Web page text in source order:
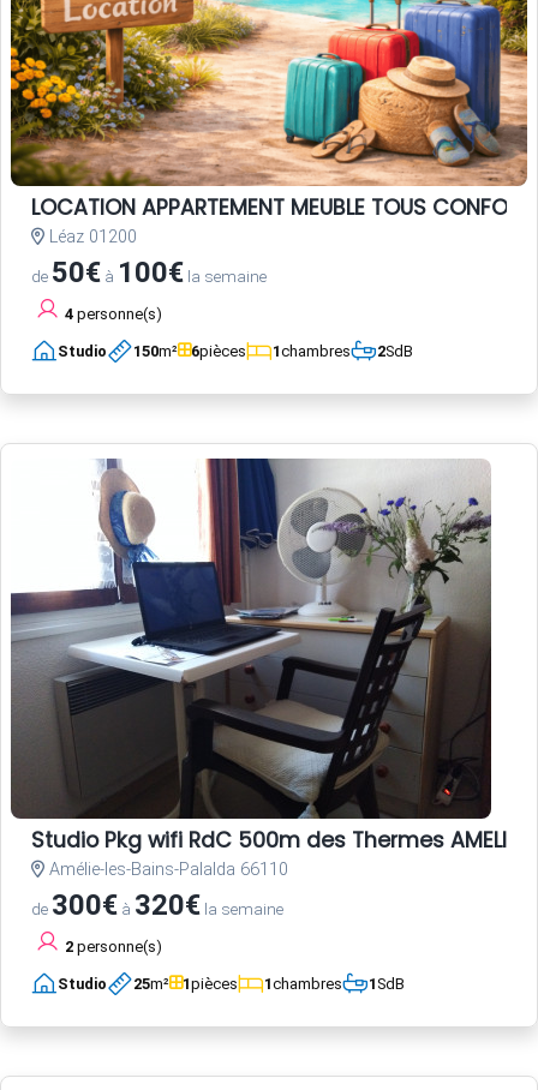
LOCATION APPARTEMENT MEUBLE TOUS CONFORT
Léaz 01200
de 50€ à 100€ la semaine
4 personne(s)
Studio 150m² 6pièces 1chambres 2SdB
Studio Pkg wifi RdC 500m des Thermes AMELIE
Amélie-les-Bains-Palalda 66110
de 300€ à 320€ la semaine
2 personne(s)
Studio 25m² 1pièces 1chambres 1SdB